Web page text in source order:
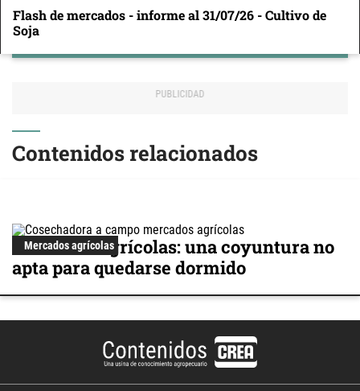
Flash de mercados - informe al 31/07/26 - Cultivo de
Soja
Contenidos relacionados
Mercados agrícolas
Mercados agrícolas: una coyuntura no
apta para quedarse dormido